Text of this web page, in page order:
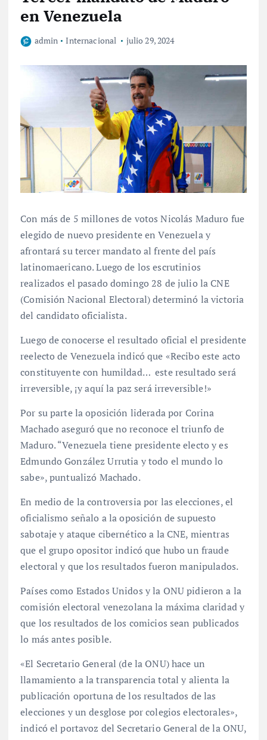
en Venezuela
admin Internacional julio 29, 2024
Con más de 5 millones de votos Nicolás Maduro fue
elegido de nuevo presidente en Venezuela y
afrontará su tercer mandato al frente del país
latinomaericano. Luego de los escrutinios
realizados el pasado domingo 28 de julio la CNE
(Comisión Nacional Electoral) determinó la victoria
del candidato oficialista.
Luego de conocerse el resultado oficial el presidente
reelecto de Venezuela indicó que «Recibo este acto
constituyente con humildad… este resultado será
irreversible, ¡y aquí la paz será irreversible!»
Por su parte la oposición liderada por Corina
Machado aseguró que no reconoce el triunfo de
Maduro. “Venezuela tiene presidente electo y es
Edmundo González Urrutia y todo el mundo lo
sabe», puntualizó Machado.
En medio de la controversia por las elecciones, el
oficialismo señalo a la oposición de supuesto
sabotaje y ataque cibernético a la CNE, mientras
que el grupo opositor indicó que hubo un fraude
electoral y que los resultados fueron manipulados.
Países como Estados Unidos y la ONU pidieron a la
comisión electoral venezolana la máxima claridad y
que los resultados de los comicios sean publicados
lo más antes posible.
«El Secretario General (de la ONU) hace un
llamamiento a la transparencia total y alienta la
publicación oportuna de los resultados de las
elecciones y un desglose por colegios electorales»,
indicó el portavoz del Secretario General de la ONU,